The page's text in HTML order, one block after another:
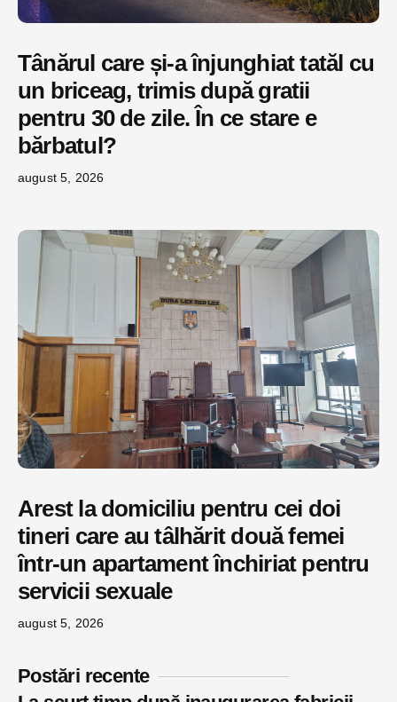
Tânărul care și-a înjunghiat tatăl cu
un briceag, trimis după gratii
pentru 30 de zile. În ce stare e
bărbatul?
august 5, 2026
Arest la domiciliu pentru cei doi
tineri care au tâlhărit două femei
într-un apartament închiriat pentru
servicii sexuale
august 5, 2026
Postări recente